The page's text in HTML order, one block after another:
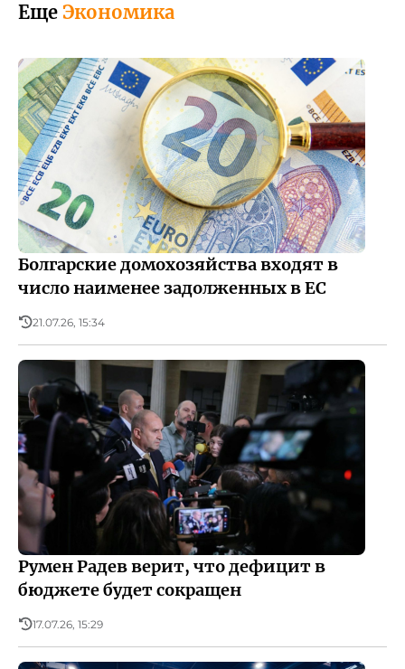
Еще Экономика
Болгарские домохозяйства входят в
число наименее задолженных в ЕС
21.07.26, 15:34
Румен Радев верит, что дефицит в
бюджете будет сокращен
17.07.26, 15:29